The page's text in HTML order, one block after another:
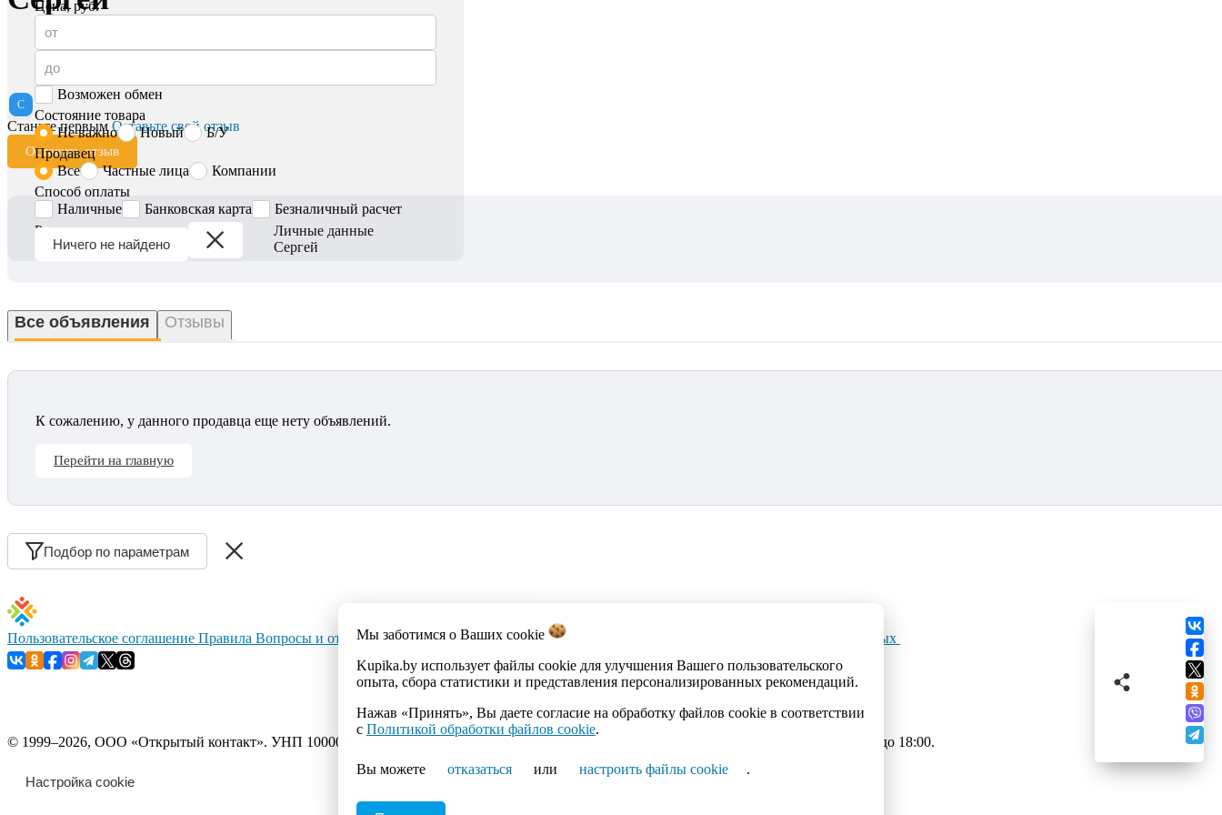
С
Станьте первым Оставьте свой отзыв
Оставить отзыв
Регион
Вся Беларусь
Личные данные
Сергей
Все объявления Отзывы
К сожалению, у данного продавца еще нету объявлений.
Перейти на главную
Цена, руб.
Возможен обмен
Состояние товара
Не важно
Новый
Б/У
Продавец
Все
Частные лица
Компании
Способ оплаты
Наличные
Банковская карта Безналичный расчет
Ничего не найдено
Подбор по параметрам
Мы заботимся о Ваших cookie
Kupika.by использует файлы cookie для улучшения Вашего пользовательского
опыта, сбора статистики и представления персонализированных рекомендаций.
Нажав «Принять», Вы даете согласие на обработку файлов cookie в соответствии
с Политикой обработки файлов cookie.
Вы можете отказаться или настроить файлы cookie .
Пользовательское соглашение Правила Вопросы и ответыКонтактыКаталогИмпорт объявлений Политика обработки персональных данных
© 1999–2026, ООО «Открытый контакт». УНП 100008738. Республика Беларусь, г.Минск, ул.Кальварийская, 17-518. Время работы с 09:00 до 18:00.
Настройка cookie